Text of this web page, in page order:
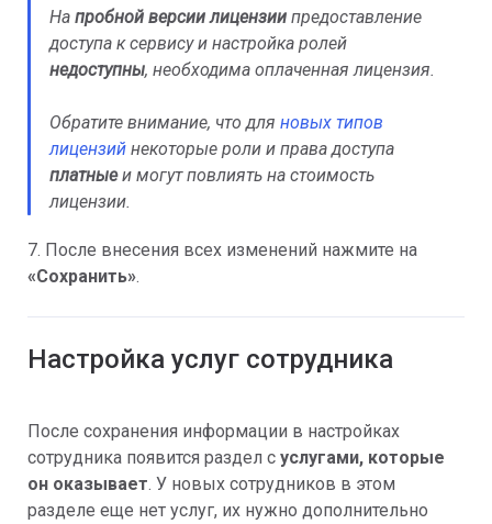
На пробной версии лицензии предоставление
доступа к сервису и настройка ролей
недоступны, необходима оплаченная лицензия.
Обратите внимание, что для новых типов
лицензий некоторые роли и права доступа
платныеи могут повлиять на стоимость
лицензии.
7. После внесения всех изменений нажмите на
«Сохранить».
Настройка услуг сотрудника
После сохранения информации в настройках
сотрудника появится раздел с услугами, которые
он оказывает. У новых сотрудников в этом
разделе еще нет услуг, их нужно дополнительно